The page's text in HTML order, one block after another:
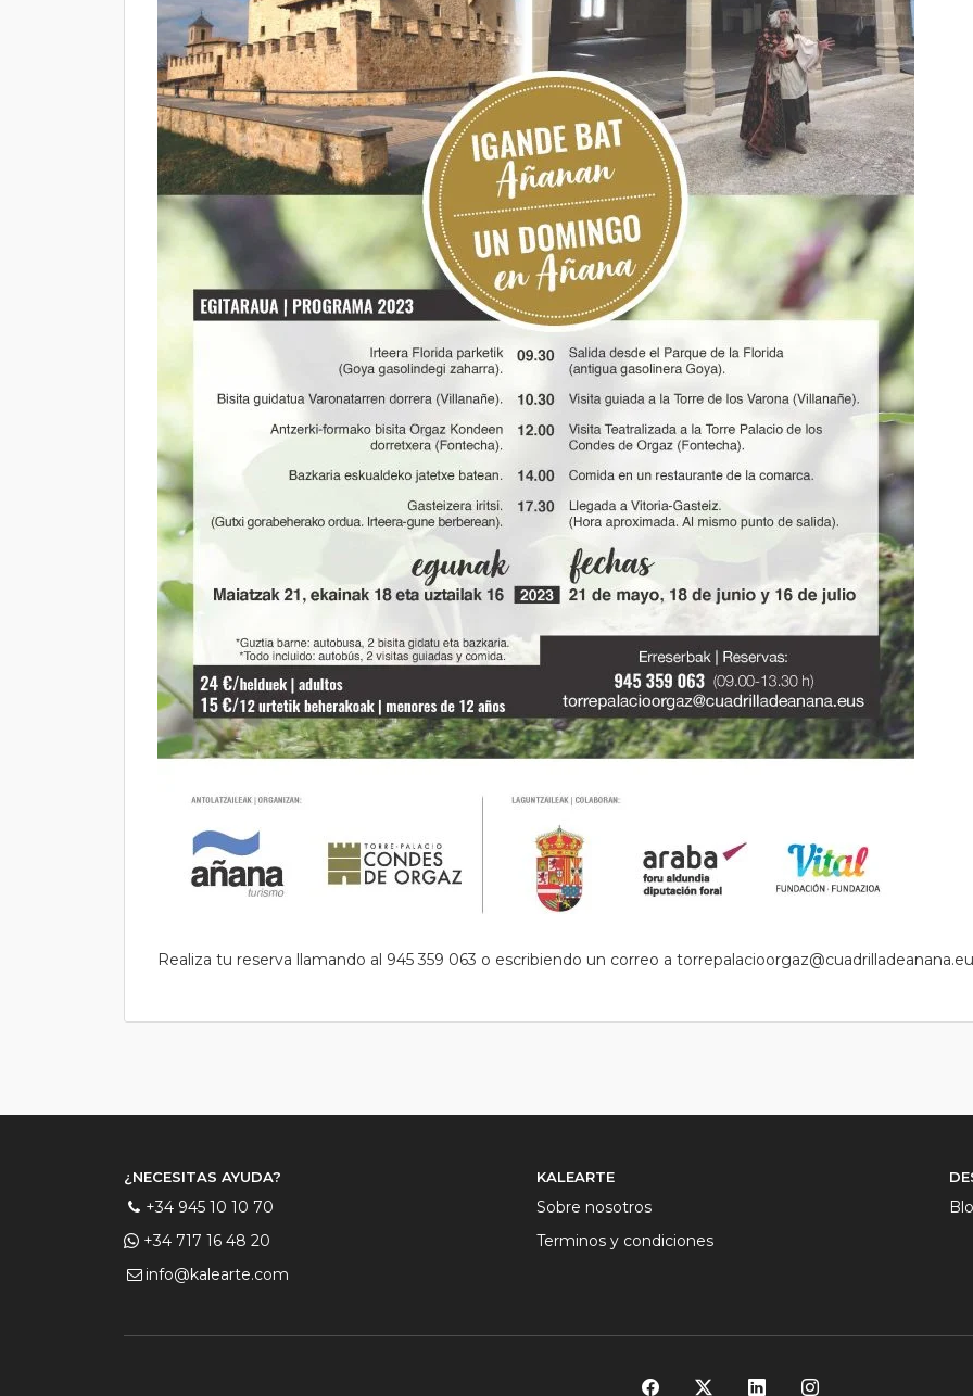
Realiza tu reserva llamando al 945 359 063 o escribiendo un correo a
¿NECESITAS AYUDA?
+34 945 10 10 70
+34 717 16 48 20
info@kalearte.com
KALEARTE
Sobre nosotros
Terminos y condiciones